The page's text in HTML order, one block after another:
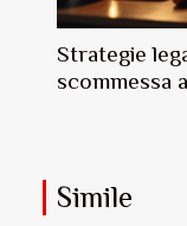
Strategie
scommessa
Simile